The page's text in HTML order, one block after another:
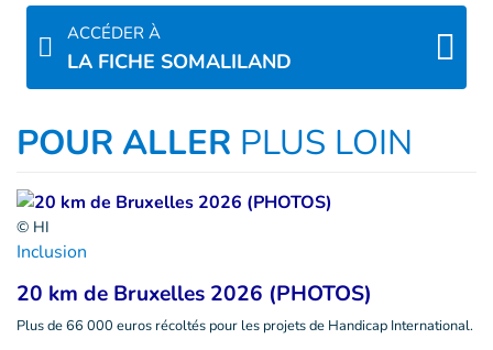
ACCÉDER À
LA FICHE SOMALILAND
POUR ALLER PLUS LOIN
© HI
Inclusion
20 km de Bruxelles 2026 (PHOTOS)
Plus de 66 000 euros récoltés pour les projets de Handicap International.